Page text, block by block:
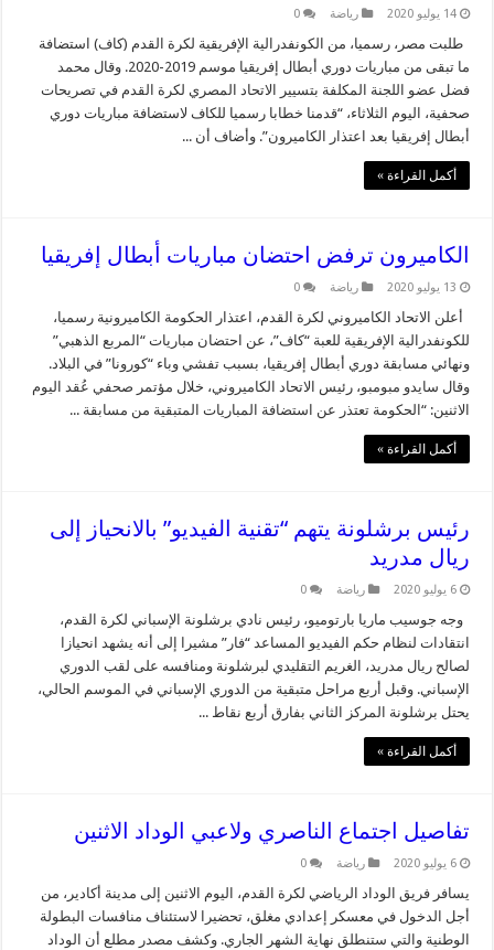
14 يوليو 2020 رياضة 0
طلبت مصر، رسميا، من الكونفدرالية الإفريقية لكرة القدم (كاف) استضافة
ما تبقى من مباريات دوري أبطال إفريقيا موسم 2019-2020. وقال محمد
فضل عضو اللجنة المكلفة بتسيير الاتحاد المصري لكرة القدم في تصريحات
صحفية، اليوم الثلاثاء، “قدمنا خطابا رسميا للكاف لاستضافة مباريات دوري
أبطال إفريقيا بعد اعتذار الكاميرون”. وأضاف أن ...
أكمل القراءة »
الكاميرون ترفض احتضان مباريات أبطال إفريقيا
13 يوليو 2020 رياضة 0
أعلن الاتحاد الكاميروني لكرة القدم، اعتذار الحكومة الكاميرونية رسميا،
للكونفدرالية الإفريقية للعبة “كاف”، عن احتضان مباريات “المربع الذهبي”
ونهائي مسابقة دوري أبطال إفريقيا، بسبب تفشي وباء “كورونا” في البلاد.
وقال سايدو مبومبو، رئيس الاتحاد الكاميروني، خلال مؤتمر صحفي عُقد اليوم
الاثنين: “الحكومة تعتذر عن استضافة المباريات المتبقية من مسابقة ...
أكمل القراءة »
رئيس برشلونة يتهم “تقنية الفيديو” بالانحياز إلى
ريال مدريد
6 يوليو 2020 رياضة 0
وجه جوسيب ماريا بارتوميو، رئيس نادي برشلونة الإسباني لكرة القدم،
انتقادات لنظام حكم الفيديو المساعد “فار” مشيرا إلى أنه يشهد انحيازا
لصالح ريال مدريد، الغريم التقليدي لبرشلونة ومنافسه على لقب الدوري
الإسباني. وقبل أربع مراحل متبقية من الدوري الإسباني في الموسم الحالي،
يحتل برشلونة المركز الثاني بفارق أربع نقاط ...
أكمل القراءة »
تفاصيل اجتماع الناصري ولاعبي الوداد الاثنين
6 يوليو 2020 رياضة 0
يسافر فريق الوداد الرياضي لكرة القدم، اليوم الاثنين إلى مدينة أكادير، من
أجل الدخول في معسكر إعدادي مغلق، تحضيرا لاستئناف منافسات البطولة
الوطنية والتي ستنطلق نهاية الشهر الجاري. وكشف مصدر مطلع أن الوداد